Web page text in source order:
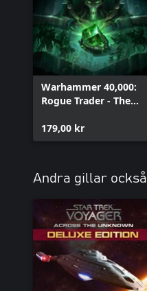
Warhammer 40,000:
Rogue Trader - The
179,00 kr
Andra gillar också